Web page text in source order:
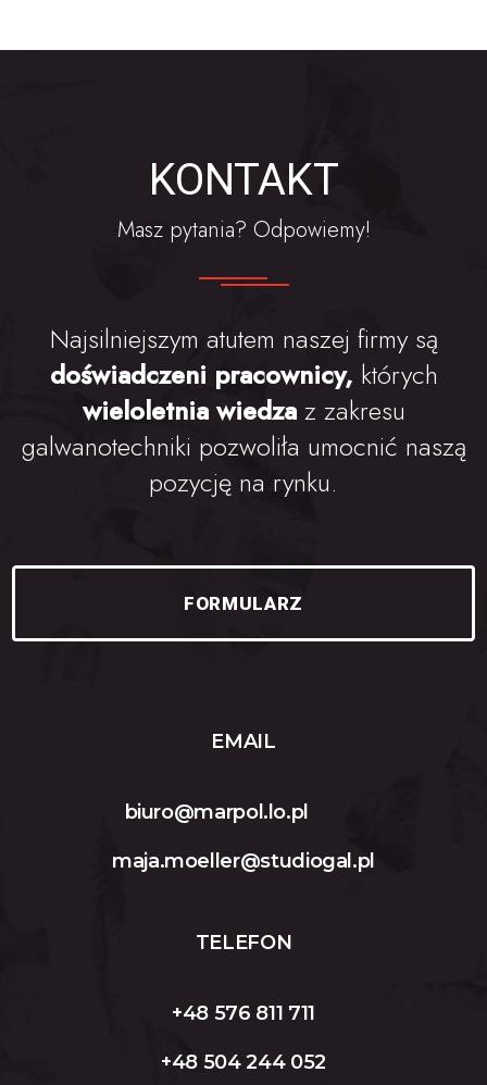
KONTAKT
Masz pytania? Odpowiemy!
Najsilniejszym atutem naszej firmy są
doświadczeni pracownicy, których
wieloletnia wiedzaz zakresu
galwanotechniki pozwoliła umocnić naszą
pozycję na rynku.
FORMULARZ
EMAIL
biuro@marpol.lo.pl
maja.moeller@studiogal.pl
TELEFON
+48 576 811 711
+48 504 244 052